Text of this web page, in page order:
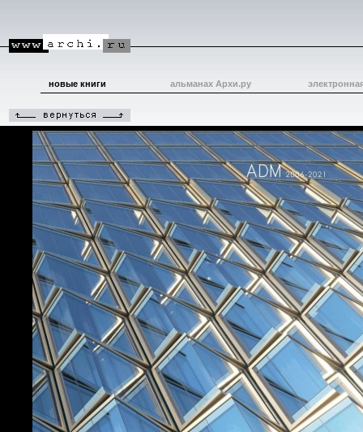
новые книги альманах Архи.ру